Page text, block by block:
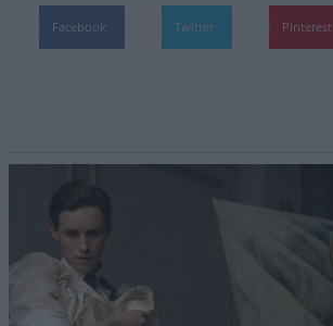
Facebook Twitter Pinterest